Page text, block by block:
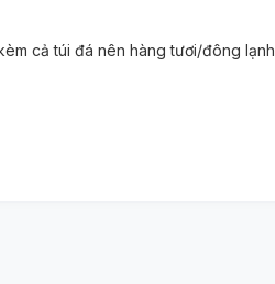
cả túi đá nên hàng tươi/đông